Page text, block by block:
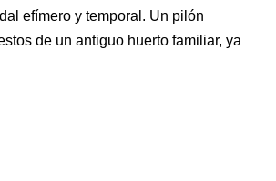
efímero y temporal. Un pilón
de un antiguo huerto familiar, ya